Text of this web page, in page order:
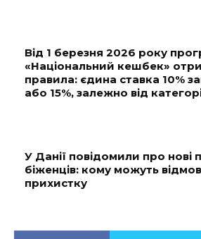
Від 1 березня 2026 року
«Національний кешбек»
правила: єдина ставка 10%
або 15%, залежно від
У Данії повідомили про нові
біженців: кому можуть
прихистку